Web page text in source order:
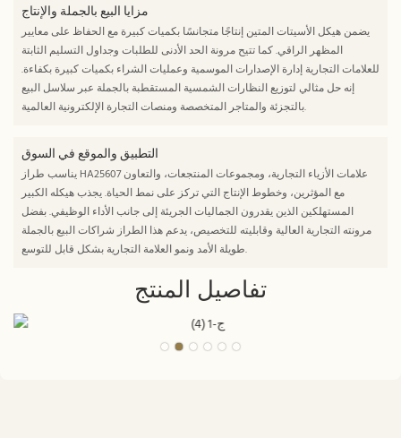
مزايا البيع بالجملة والإنتاج
يضمن هيكل الأسيتات المتين إنتاجًا متجانسًا بكميات كبيرة مع الحفاظ على معايير
المظهر الراقي. كما تتيح مرونة الحد الأدنى للطلبات وجداول التسليم الثابتة
للعلامات التجارية إدارة الإصدارات الموسمية وعمليات الشراء بكميات كبيرة بكفاءة.
إنه حل مثالي لتوزيع النظارات الشمسية المستقطبة بالجملة عبر سلاسل البيع
بالتجزئة والمتاجر المتخصصة ومنصات التجارة الإلكترونية العالمية.
التطبيق والموقع في السوق
يناسب طراز HA25607 علامات الأزياء التجارية، ومجموعات المنتجعات، والتعاون
مع المؤثرين، وخطوط الإنتاج التي تركز على نمط الحياة. يجذب هيكله الكبير
المستهلكين الذين يقدرون الجماليات الجريئة إلى جانب الأداء الوظيفي. بفضل
مرونته التجارية العالية وقابليته للتخصيص، يدعم هذا الطراز شراكات البيع بالجملة
طويلة الأمد ونمو العلامة التجارية بشكل قابل للتوسع.
تفاصيل المنتج